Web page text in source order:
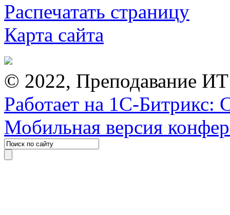
Распечатать страницу
Карта сайта
© 2022, Преподавание
Работает на 1С-Битрикс:
Мобильная версия